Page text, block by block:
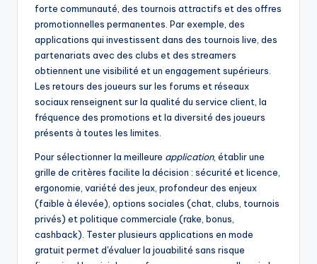
forte communauté, des tournois attractifs et des offres
promotionnelles permanentes. Par exemple, des
applications qui investissent dans des tournois live, des
partenariats avec des clubs et des streamers
obtiennent une visibilité et un engagement supérieurs.
Les retours des joueurs sur les forums et réseaux
sociaux renseignent sur la qualité du service client, la
fréquence des promotions et la diversité des joueurs
présents à toutes les limites.
Pour sélectionner la meilleure application, établir une
grille de critères facilite la décision : sécurité et licence,
ergonomie, variété des jeux, profondeur des enjeux
(faible à élevée), options sociales (chat, clubs, tournois
privés) et politique commerciale (rake, bonus,
cashback). Tester plusieurs applications en mode
gratuit permet d'évaluer la jouabilité sans risque